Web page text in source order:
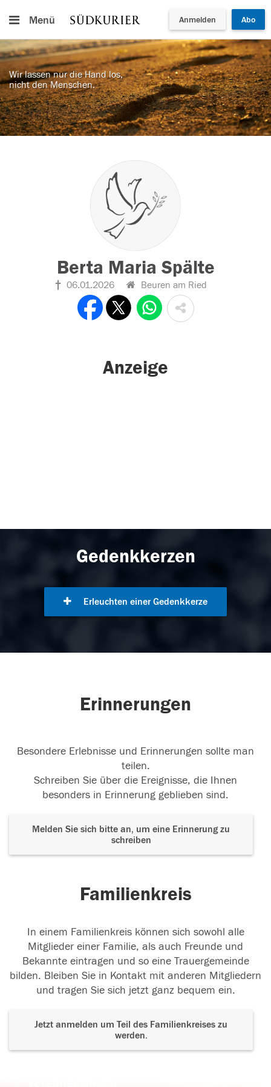
Menü Anmelden Abo
Wir lassen nur die Hand los,
nicht den Menschen.
Berta Maria Spälte
06.01.2026 Beuren am Ried
Anzeige
Gedenkkerzen
Erleuchten einer Gedenkkerze
Erinnerungen
Besondere Erlebnisse und Erinnerungen sollte man
teilen.
Schreiben Sie über die Ereignisse, die Ihnen
besonders in Erinnerung geblieben sind.
Melden Sie sich bitte an, um eine Erinnerung zu
schreiben
Familienkreis
In einem Familienkreis können sich sowohl alle
Mitglieder einer Familie, als auch Freunde und
Bekannte eintragen und so eine Trauergemeinde
bilden. Bleiben Sie in Kontakt mit anderen Mitgliedern
und tragen Sie sich jetzt ganz bequem ein.
Jetzt anmelden um Teil des Familienkreises zu
werden.